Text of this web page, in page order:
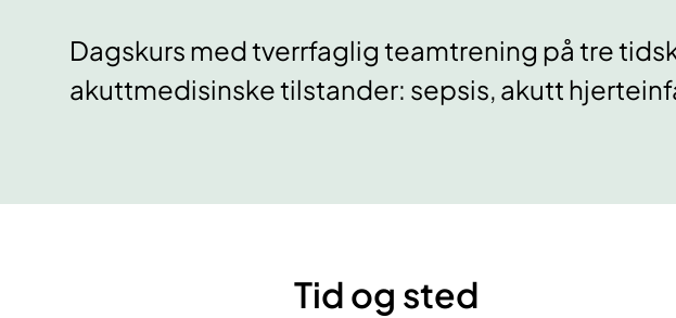
Dagskurs med tverrfaglig teamtrening på tre
akuttmedisinske tilstander: sepsis, akutt
Tid og sted